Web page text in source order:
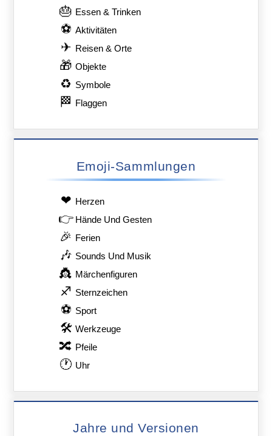
🎂 Essen & Trinken
⚽ Aktivitäten
✈ Reisen & Orte
🎁 Objekte
♻ Symbole
🏁 Flaggen
Emoji-Sammlungen
❤ Herzen
👉 Hände Und Gesten
🎉 Ferien
🎶 Sounds Und Musik
👸 Märchenfiguren
♐ Sternzeichen
⚽ Sport
🛠 Werkzeuge
🔀 Pfeile
🕐 Uhr
Jahre und Versionen